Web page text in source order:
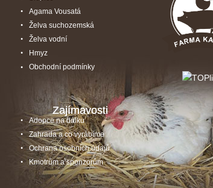
Agama Vousatá
Želva suchozemská
Želva vodní
Hmyz
Obchodní podmínky
Zajímavosti
Adopce na dálku
Zahrada a co vyrábíme
Ochrana osobních údajů
Kmotrům a sponzorům